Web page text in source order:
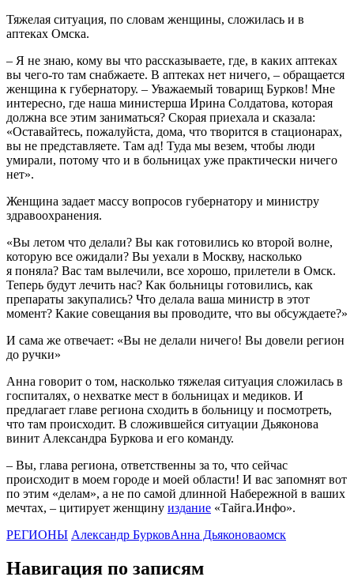
Тяжелая ситуация, по словам женщины, сложилась и в
аптеках Омска.
– Я не знаю, кому вы что рассказываете, где, в каких аптеках
вы чего-то там снабжаете. В аптеках нет ничего, – обращается
женщина к губернатору. – Уважаемый товарищ Бурков! Мне
интересно, где наша министерша Ирина Солдатова, которая
должна все этим заниматься? Скорая приехала и сказала:
«Оставайтесь, пожалуйста, дома, что творится в стационарах,
вы не представляете. Там ад! Туда мы везем, чтобы люди
умирали, потому что и в больницах уже практически ничего
нет».
Женщина задает массу вопросов губернатору и министру
здравоохранения.
«Вы летом что делали? Вы как готовились ко второй волне,
которую все ожидали? Вы уехали в Москву, насколько
я поняла? Вас там вылечили, все хорошо, прилетели в Омск.
Теперь будут лечить нас? Как больницы готовились, как
препараты закупались? Что делала ваша министр в этот
момент? Какие совещания вы проводите, что вы обсуждаете?»
И сама же отвечает: «Вы не делали ничего! Вы довели регион
до ручки»
Анна говорит о том, насколько тяжелая ситуация сложилась в
госпиталях, о нехватке мест в больницах и медиков. И
предлагает главе региона сходить в больницу и посмотреть,
что там происходит. В сложившейся ситуации Дьяконова
винит Александра Буркова и его команду.
– Вы, глава региона, ответственны за то, что сейчас
происходит в моем городе и моей области! И вас запомнят вот
по этим «делам», а не по самой длинной Набережной в ваших
мечтах, – цитирует женщину издание «Тайга.Инфо».
РЕГИОНЫ Александр БурковАнна Дьяконоваомск
Навигация по записям